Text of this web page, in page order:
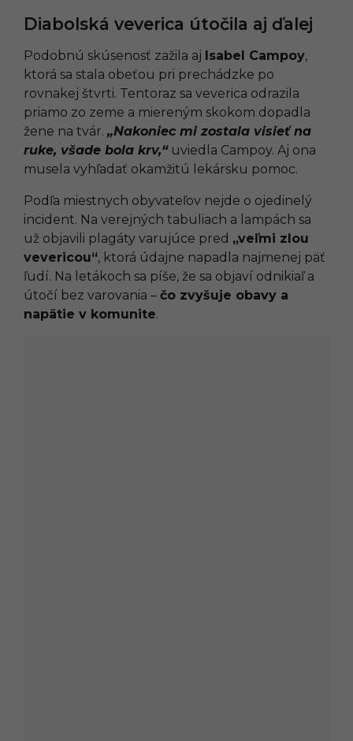
Diabolská veverica útočila aj ďalej
Podobnú skúsenosť zažila aj Isabel Campoy,
ktorá sa stala obeťou pri prechádzke po
rovnakej štvrti. Tentoraz sa veverica odrazila
priamo zo zeme a miereným skokom dopadla
žene na tvár. „Nakoniec mi zostala visieť na
ruke, všade bola krv,“uviedla Campoy. Aj ona
musela vyhľadať okamžitú lekársku pomoc.
Podľa miestnych obyvateľov nejde o ojedinelý
incident. Na verejných tabuliach a lampách sa
už objavili plagáty varujúce pred „veľmi zlou
vevericou“, ktorá údajne napadla najmenej päť
ľudí. Na letákoch sa píše, že sa objaví odnikiaľ a
útočí bez varovania – čo zvyšuje obavy a
napätie v komunite.